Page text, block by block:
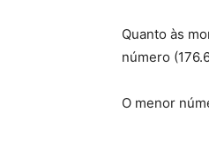
Quanto às
número
O menor